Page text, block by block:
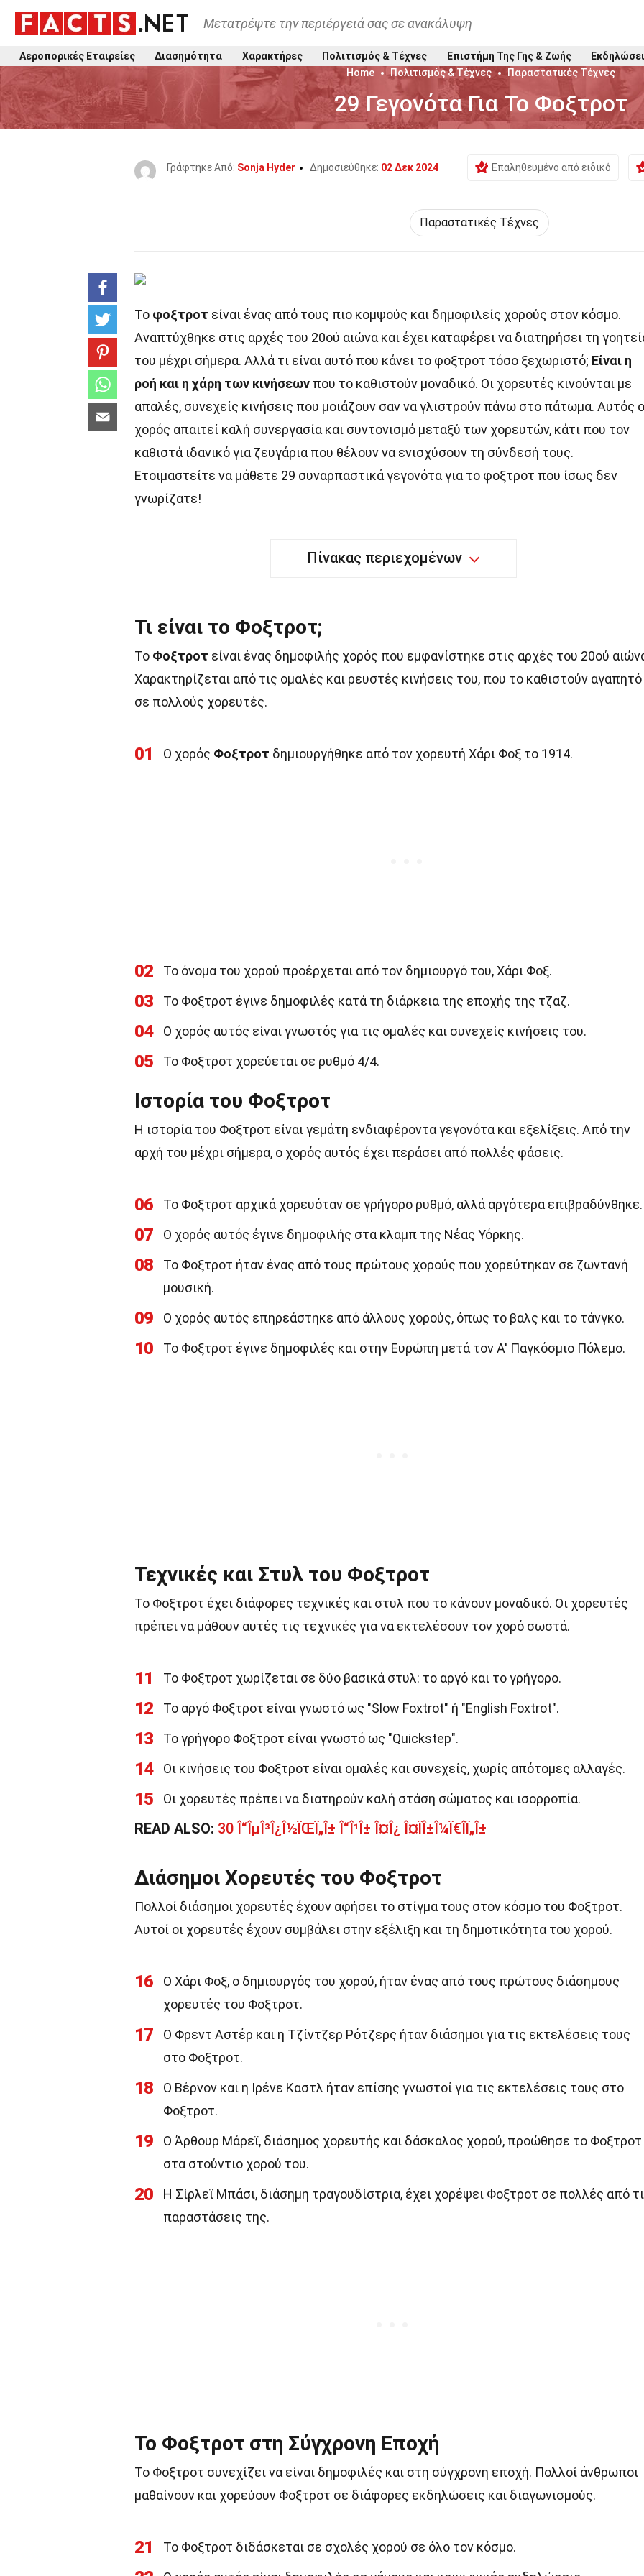
Μετατρέψτε την περιέργειά σας σε ανακάλυψη
Αεροπορικές Εταιρείες Διασημότητα Χαρακτήρες Πολιτισμός & Τέχνες Επιστήμη Της Γης & Ζωής
Home
Πολιτισμός & Τέχνες Παραστατικές Τέχνες
29 Γεγονότα Για Το Φοξτροτ
Γράφτηκε Από: Sonja Hyder Δημοσιεύθηκε: 02 Δεκ 2024 Επαληθευμένο από ειδικό
Παραστατικές Τέχνες
Το φοξτροτ είναι ένας από τους πιο κομψούς και δημοφιλείς χορούς στον κόσμο.
Αναπτύχθηκε στις αρχές του 20ού αιώνα και έχει καταφέρει να διατηρήσει τη
του μέχρι σήμερα. Αλλά τι είναι αυτό που κάνει το φοξτροτ τόσο ξεχωριστό; Είναι η
ροή και η χάρη των κινήσεων που το καθιστούν μοναδικό. Οι χορευτές κινούνται με
απαλές, συνεχείς κινήσεις που μοιάζουν σαν να γλιστρούν πάνω στο πάτωμα. Αυτός ο
χορός απαιτεί καλή συνεργασία και συντονισμό μεταξύ των χορευτών, κάτι που τον
καθιστά ιδανικό για ζευγάρια που θέλουν να ενισχύσουν τη σύνδεσή τους.
Ετοιμαστείτε να μάθετε 29 συναρπαστικά γεγονότα για το φοξτροτ που ίσως δεν
γνωρίζατε!
Πίνακας περιεχομένων
Τι είναι το Φοξτροτ;
Το Φοξτροτ είναι ένας δημοφιλής χορός που εμφανίστηκε στις αρχές του 20ού
Χαρακτηρίζεται από τις ομαλές και ρευστές κινήσεις του, που το καθιστούν αγαπητό
σε πολλούς χορευτές.
01 Ο χορός Φοξτροτ δημιουργήθηκε από τον χορευτή Χάρι Φοξ το 1914.
02 Το όνομα του χορού προέρχεται από τον δημιουργό του, Χάρι Φοξ.
03 Το Φοξτροτ έγινε δημοφιλές κατά τη διάρκεια της εποχής της τζαζ.
04 Ο χορός αυτός είναι γνωστός για τις ομαλές και συνεχείς κινήσεις του.
05 Το Φοξτροτ χορεύεται σε ρυθμό 4/4.
Ιστορία του Φοξτροτ
Η ιστορία του Φοξτροτ είναι γεμάτη ενδιαφέροντα γεγονότα και εξελίξεις. Από την
αρχή του μέχρι σήμερα, ο χορός αυτός έχει περάσει από πολλές φάσεις.
06 Το Φοξτροτ αρχικά χορευόταν σε γρήγορο ρυθμό, αλλά αργότερα επιβραδύνθηκε.
07 Ο χορός αυτός έγινε δημοφιλής στα κλαμπ της Νέας Υόρκης.
08
Το Φοξτροτ ήταν ένας από τους πρώτους χορούς που χορεύτηκαν σε ζωντανή
μουσική.
09 Ο χορός αυτός επηρεάστηκε από άλλους χορούς, όπως το βαλς και το τάνγκο.
10 Το Φοξτροτ έγινε δημοφιλές και στην Ευρώπη μετά τον Α' Παγκόσμιο Πόλεμο.
Τεχνικές και Στυλ του Φοξτροτ
Το Φοξτροτ έχει διάφορες τεχνικές και στυλ που το κάνουν μοναδικό. Οι χορευτές
πρέπει να μάθουν αυτές τις τεχνικές για να εκτελέσουν τον χορό σωστά.
11 Το Φοξτροτ χωρίζεται σε δύο βασικά στυλ: το αργό και το γρήγορο.
12 Το αργό Φοξτροτ είναι γνωστό ως "Slow Foxtrot" ή "English Foxtrot".
13 Το γρήγορο Φοξτροτ είναι γνωστό ως "Quickstep".
14 Οι κινήσεις του Φοξτροτ είναι ομαλές και συνεχείς, χωρίς απότομες αλλαγές.
15 Οι χορευτές πρέπει να διατηρούν καλή στάση σώματος και ισορροπία.
READ ALSO: 30 Î“ÎµÎ³Î¿Î½ÏŒÏ„Î± Î“Î¹Î± Î¤Î¿ Î¤ÏÎ±Î¼Ï€Î­Ï„Î±
Διάσημοι Χορευτές του Φοξτροτ
Πολλοί διάσημοι χορευτές έχουν αφήσει το στίγμα τους στον κόσμο του Φοξτροτ.
Αυτοί οι χορευτές έχουν συμβάλει στην εξέλιξη και τη δημοτικότητα του χορού.
16
Ο Χάρι Φοξ, ο δημιουργός του χορού, ήταν ένας από τους πρώτους διάσημους
χορευτές του Φοξτροτ.
17
Ο Φρεντ Αστέρ και η Τζίντζερ Ρότζερς ήταν διάσημοι για τις εκτελέσεις τους
στο Φοξτροτ.
18
Ο Βέρνον και η Ιρένε Καστλ ήταν επίσης γνωστοί για τις εκτελέσεις τους στο
Φοξτροτ.
19
Ο Άρθουρ Μάρεϊ, διάσημος χορευτής και δάσκαλος χορού, προώθησε το Φοξτροτ
στα στούντιο χορού του.
20
Η Σίρλεϊ Μπάσι, διάσημη τραγουδίστρια, έχει χορέψει Φοξτροτ σε πολλές από
παραστάσεις της.
Το Φοξτροτ στη Σύγχρονη Εποχή
Το Φοξτροτ συνεχίζει να είναι δημοφιλές και στη σύγχρονη εποχή. Πολλοί άνθρωποι
μαθαίνουν και χορεύουν Φοξτροτ σε διάφορες εκδηλώσεις και διαγωνισμούς.
21 Το Φοξτροτ διδάσκεται σε σχολές χορού σε όλο τον κόσμο.